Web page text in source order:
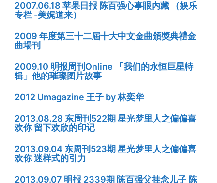
2007.06.18 苹果日报 陈百强心事眼内藏 （娱乐
专栏 -美娓道来）
2009 年度第三十二屆十大中文金曲頒獎典禮金
曲場刊
2009.10 明报周刊Online 「我们的永恒巨星特
辑」他的璀璨图片故事
2012 Umagazine 王子 by 林奕华
2013.08.28 东周刊522期 星光梦里人之偏偏喜
欢你 留下欢欣的印记
2013.09.04 东周刊523期 星光梦里人之偏偏喜
欢你 迷样式的引力
2013.09.07 明报 2339期 陈百强父挂念儿子 陈